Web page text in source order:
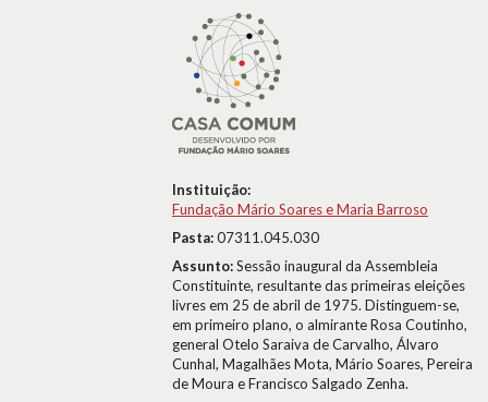
Instituição:
Fundação Mário Soares e Maria Barroso
Pasta:07311.045.030
Assunto:Sessão inaugural da Assembleia
Constituinte, resultante das primeiras eleições
livres em 25 de abril de 1975. Distinguem-se,
em primeiro plano, o almirante Rosa Coutinho,
general Otelo Saraiva de Carvalho, Álvaro
Cunhal, Magalhães Mota, Mário Soares, Pereira
de Moura e Francisco Salgado Zenha.